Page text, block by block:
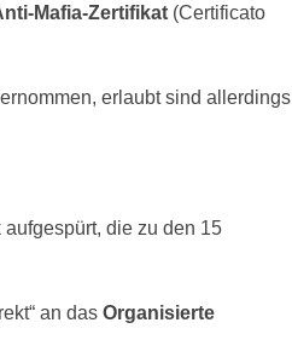
Mafia-Zertifikat (Certificato
erlaubt sind allerdings
die zu den 15
an das Organisierte